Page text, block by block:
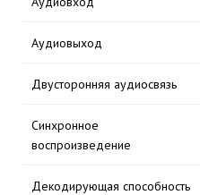
Аудиовыход
Двусторонняя аудиосвязь
Синхронное
воспроизведение
Декодирующая способность